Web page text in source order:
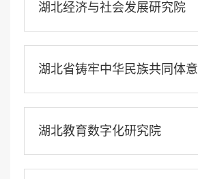
湖北经济与社会发展研究院
湖北省铸牢中华民族共同体
湖北教育数字化研究院